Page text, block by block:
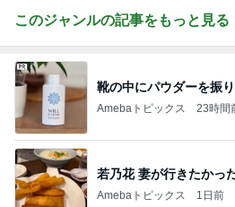
このジャンルの記事をもっと見る
靴の中にパウダーを振
Amebaトピックス 23時間
若乃花 妻が行きたかっ
Amebaトピックス 1日前